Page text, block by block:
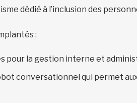
dédié à l’inclusion des
:
pour la gestion interne et
conversationnel qui permet